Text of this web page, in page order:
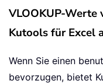
VLOOKUP-Werte
Kutools für Excel
Wenn Sie einen
bevorzugen, bietet